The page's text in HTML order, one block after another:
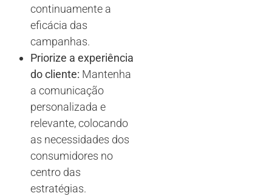
continuamente a
eficácia das
campanhas.
Priorize a experiência
do cliente: Mantenha
a comunicação
personalizada e
relevante, colocando
as necessidades dos
consumidores no
centro das
estratégias.